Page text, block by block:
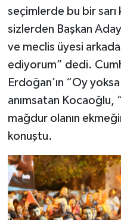
seçimlerde bu bir
sizlerden Başkan
ve meclis üyesi
ediyorum” dedi.
Erdoğan’ın “Oy
anımsatan Kocaoğlu,
mağdur olanın
konuştu.